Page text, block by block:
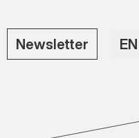
Newsletter EN